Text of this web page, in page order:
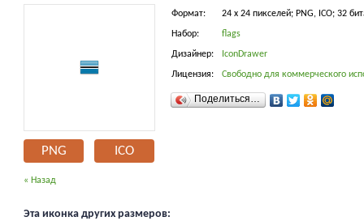
PNG ICO
Формат: 24 x 24 пикселей; PNG, ICO; 32
Набор: flags
Дизайнер: IconDrawer
Лицензия: Свободно для коммерческого
Поделиться…
« Назад
Эта иконка других размеров: